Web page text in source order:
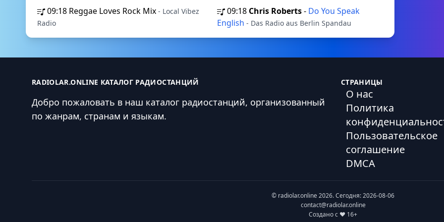
09:18 Reggae Loves Rock Mix - Local Vibez
Radio
09:18 Chris Roberts- Do You Speak
English - Das Radio aus Berlin Spandau
RADIOLAR.ONLINE КАТАЛОГ РАДИОСТАНЦИЙ
Добро пожаловать в наш каталог радиостанций, организованный
по жанрам, странам и языкам.
СТРАНИЦЫ
О нас
Политика
Пользовательское
соглашение
DMCA
© radiolar.online 2026. Сегодня: 2026-08-06
contact@radiolar.online
Создано с ❤️ 16+